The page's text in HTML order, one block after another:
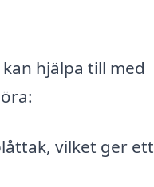
hjälpa till med
vilket ger ett